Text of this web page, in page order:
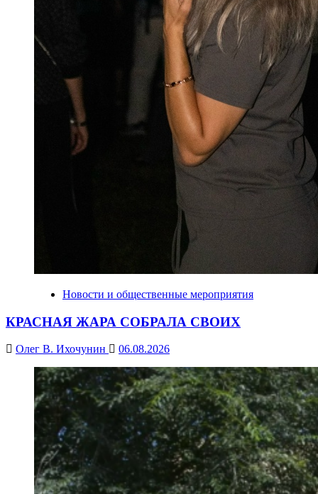
Новости и общественные мероприятия
КРАСНАЯ ЖАРА СОБРАЛА СВОИХ
Олег В. Ихочунин 06.08.2026